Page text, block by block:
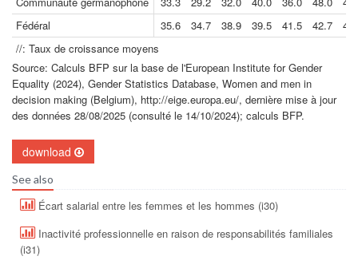
Fédéral
35.6 34.7 38.9 39.5 41.5 42.7
//: Taux de croissance moyens
Source: Calculs BFP sur la base de l'European Institute for Gender
Equality (2024), Gender Statistics Database, Women and men in
decision making (Belgium), http://eige.europa.eu/, dernière mise à jour
des données 28/08/2025 (consulté le 14/10/2024); calculs BFP.
download
See also
Écart salarial entre les femmes et les hommes (i30)
Inactivité professionnelle en raison de responsabilités familiales
(i31)